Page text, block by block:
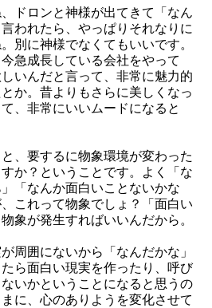
ドロンと神様が出てきて「なん
われたら、やっぱりそれなりに
別に神様でなくてもいいです。
急成長している会社をやって
いんだと言って、非常に魅力的
か。昔よりもさらに美しくなっ
、非常にいいムードになると
、要するに物象環境が変わった
か？ということです。よく「な
「なんか面白いことないかな
これって物象でしょ？「面白い
象が発生すればいいんだから。
周囲にないから「なんだかな」
ら面白い現実を作ったり、呼び
いかということになると思うの
に、心のありようを変化させて